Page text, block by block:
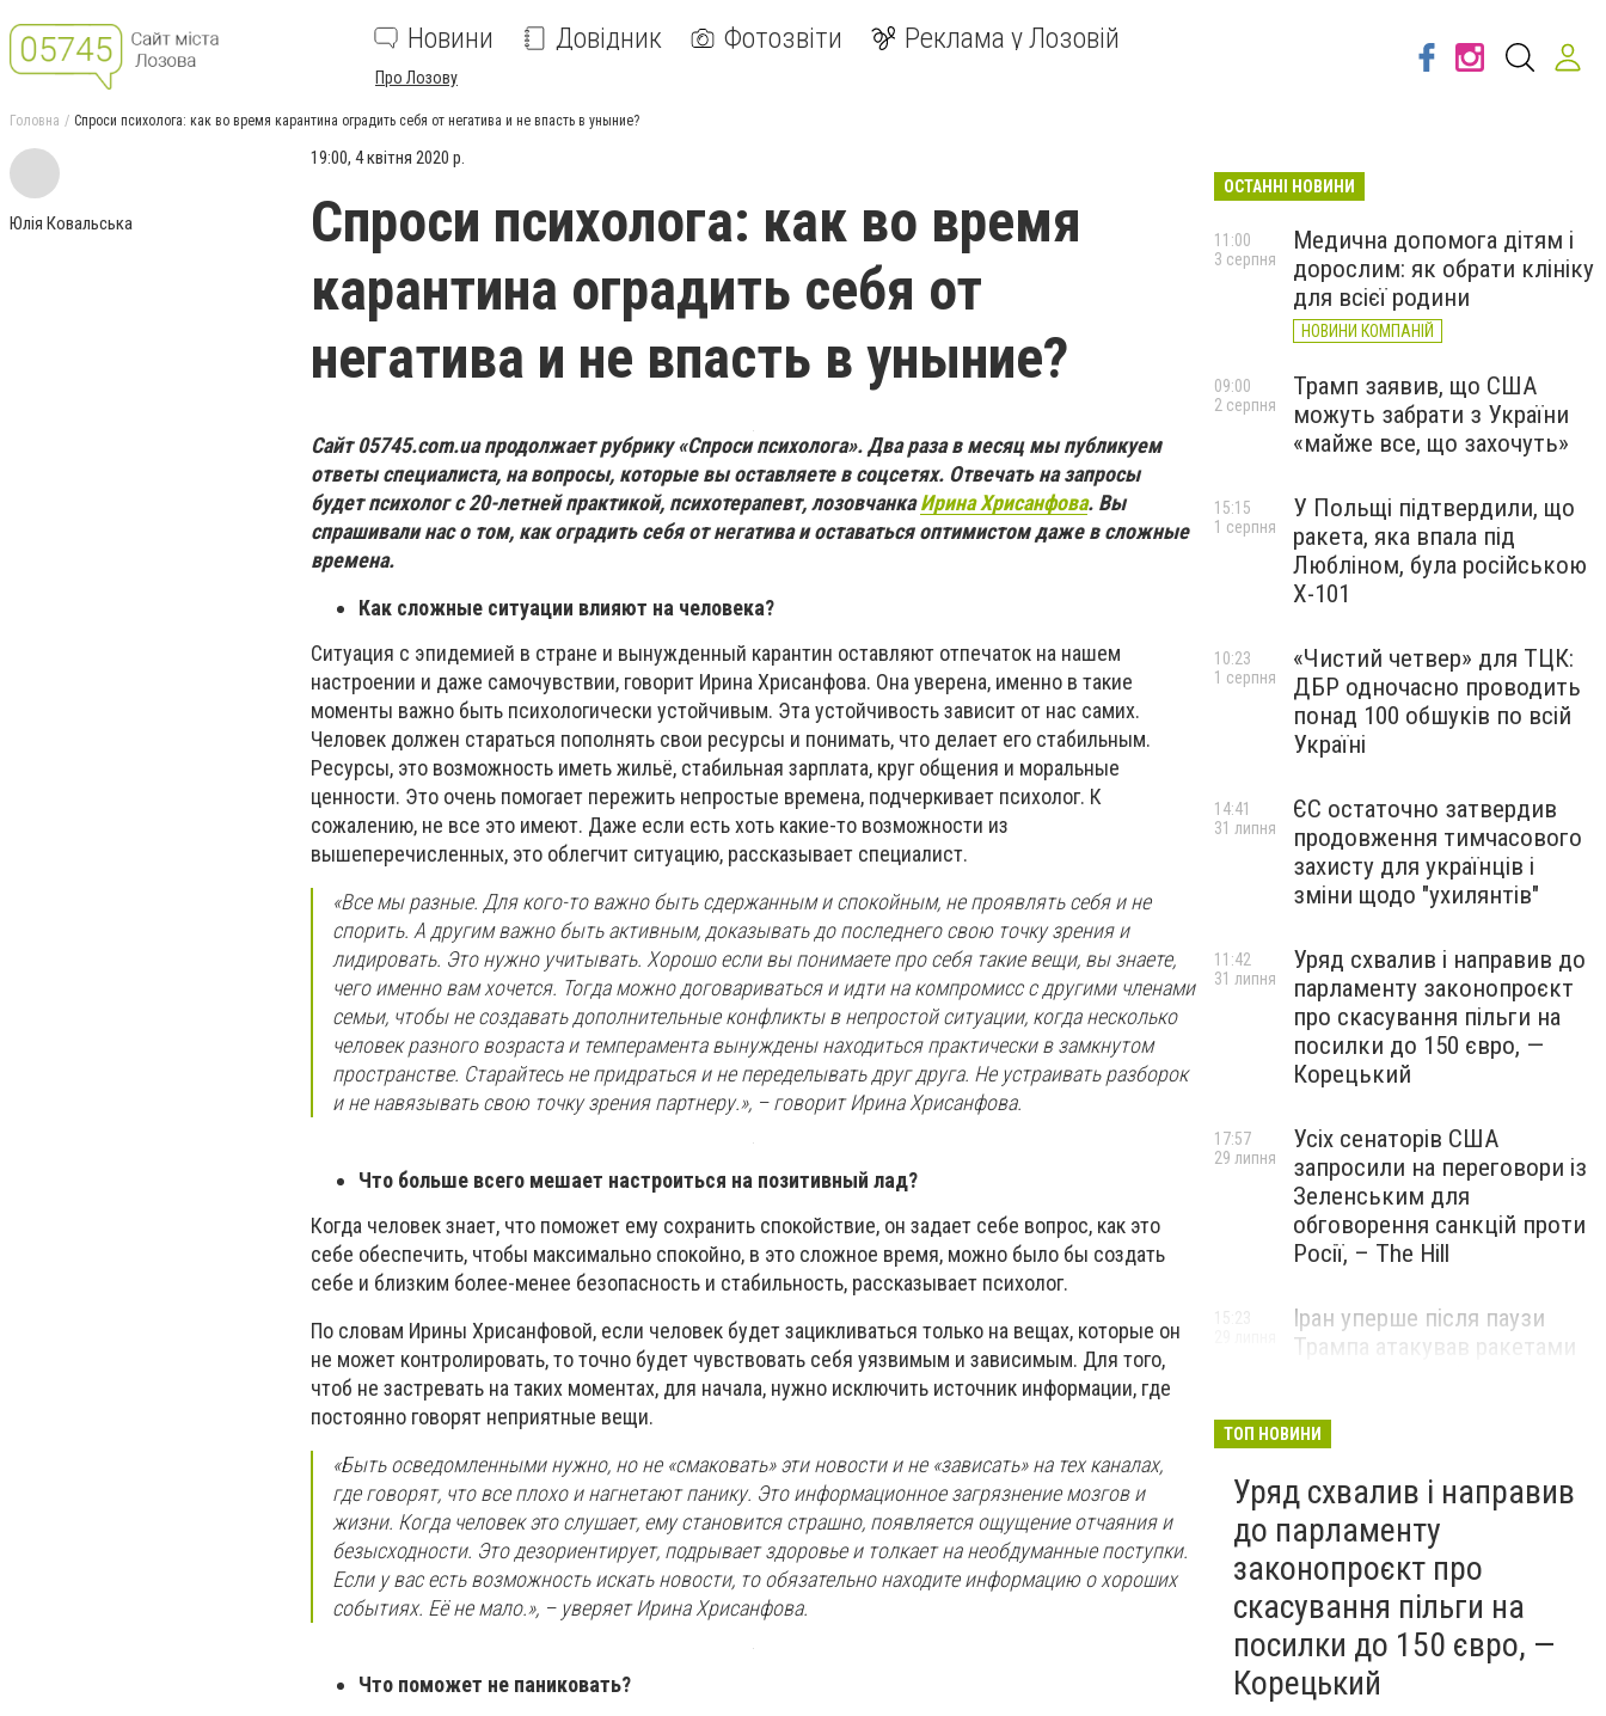
Новини Довідник Фотозвіти Реклама у Лозовій
Про Лозову
Головна Спроси психолога: как во время карантина оградить себя от негатива и не впасть в уныние?
Юлія Ковальська
19:00, 4 квітня 2020 р.
Спроси психолога: как во время
карантина оградить себя от
негатива и не впасть в уныние?
Сайт 05745.com.ua продолжает рубрику «Спроси психолога». Два раза в месяц мы публикуем
ответы специалиста, на вопросы, которые вы оставляете в соцсетях. Отвечать на запросы
будет психолог с 20-летней практикой, психотерапевт, лозовчанкаИрина Хрисанфова. Вы
спрашивали нас о том, как оградить себя от негатива и оставаться оптимистом даже в сложные
времена.
Как сложные ситуации влияют на человека?
Ситуация с эпидемией в стране и вынужденный карантин оставляют отпечаток на нашем
настроении и даже самочувствии, говорит Ирина Хрисанфова. Она уверена, именно в такие
моменты важно быть психологически устойчивым. Эта устойчивость зависит от нас самих.
Человек должен стараться пополнять свои ресурсы и понимать, что делает его стабильным.
Ресурсы, это возможность иметь жильё, стабильная зарплата, круг общения и моральные
ценности. Это очень помогает пережить непростые времена, подчеркивает психолог. К
сожалению, не все это имеют. Даже если есть хоть какие-то возможности из
вышеперечисленных, это облегчит ситуацию, рассказывает специалист.
«Все мы разные. Для кого-то важно быть сдержанным и спокойным, не проявлять себя и не
спорить. А другим важно быть активным, доказывать до последнего свою точку зрения и
лидировать. Это нужно учитывать. Хорошо если вы понимаете про себя такие вещи, вы знаете,
чего именно вам хочется. Тогда можно договариваться и идти на компромисс с другими членами
семьи, чтобы не создавать дополнительные конфликты в непростой ситуации, когда несколько
человек разного возраста и темперамента вынуждены находиться практически в замкнутом
пространстве. Старайтесь не придраться и не переделывать друг друга. Не устраивать разборок
и не навязывать свою точку зрения партнеру.», – говорит Ирина Хрисанфова.
Что больше всего мешает настроиться на позитивный лад?
Когда человек знает, что поможет ему сохранить спокойствие, он задает себе вопрос, как это
себе обеспечить, чтобы максимально спокойно, в это сложное время, можно было бы создать
себе и близким более-менее безопасность и стабильность, рассказывает психолог.
По словам Ирины Хрисанфовой, если человек будет зацикливаться только на вещах, которые он
не может контролировать, то точно будет чувствовать себя уязвимым и зависимым. Для того,
чтоб не застревать на таких моментах, для начала, нужно исключить источник информации, где
постоянно говорят неприятные вещи.
«Быть осведомленными нужно, но не «смаковать» эти новости и не «зависать» на тех каналах,
где говорят, что все плохо и нагнетают панику. Это информационное загрязнение мозгов и
жизни. Когда человек это слушает, ему становится страшно, появляется ощущение отчаяния и
безысходности. Это дезориентирует, подрывает здоровье и толкает на необдуманные поступки.
Если у вас есть возможность искать новости, то обязательно находите информацию о хороших
событиях. Её не мало.», – уверяет Ирина Хрисанфова.
Что поможет не паниковать?
ОСТАННІ НОВИНИ
Медична допомога дітям і
дорослим: як обрати клініку
для всієї родини
НОВИНИ КОМПАНІЙ
11:00
3 серпня
Трамп заявив, що США
можуть забрати з України
«майже все, що захочуть»
09:00
2 серпня
У Польщі підтвердили, що
ракета, яка впала під
Любліном, була російською
Х-101
15:15
1 серпня
«Чистий четвер» для ТЦК:
ДБР одночасно проводить
понад 100 обшуків по всій
Україні
10:23
1 серпня
ЄС остаточно затвердив
продовження тимчасового
захисту для українців і
зміни щодо "ухилянтів"
14:41
31 липня
Уряд схвалив і направив до
парламенту законопроєкт
про скасування пільги на
посилки до 150 євро, —
Корецький
11:42
31 липня
Усіх сенаторів США
запросили на переговори із
Зеленським для
обговорення санкцій проти
Росії, – The Hill
17:57
29 липня
Іран уперше після паузи
Трампа атакував ракетами
15:23
ТОП НОВИНИ
Уряд схвалив і направив
до парламенту
законопроєкт про
скасування пільги на
посилки до 150 євро, —
Корецький